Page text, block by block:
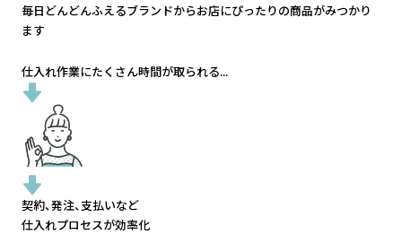
毎日どんどんふえるブランドからお店にぴったりの商品がみつかり
ます
仕入れ作業にたくさん時間が取られる...
契約、発注、支払いなど
仕入れプロセスが効率化